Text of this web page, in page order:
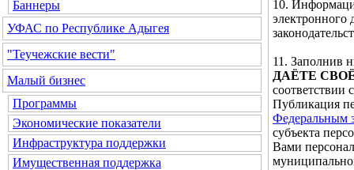
Баннеры
УФАС по Республике Адыгея
"Теучежские вести"
Малый бизнес
Программы
Экономические показатели
Инфраструктура поддержки
Имущественная поддержка
10.
электронного
11. Заполнив
ДАЁТЕ
соответствии
Публикация
Федеральным
субъекта
Вами